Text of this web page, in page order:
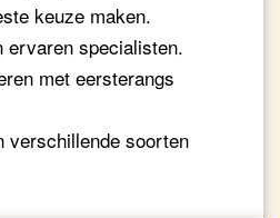
keuze maken.
ervaren specialisten.
met eersterangs
verschillende soorten